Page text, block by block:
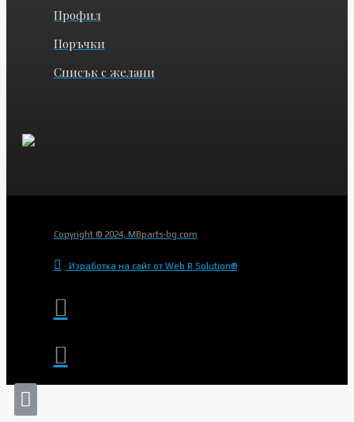
Профил
Поръчки
Списък с желани
Copyright © 2024, MBparts-bg.com
Изработка на сайт от Web R Solution®